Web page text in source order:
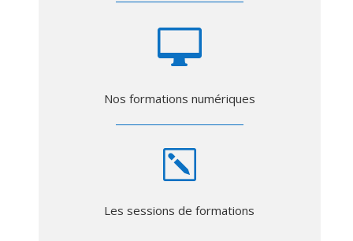

Nos formations numériques
k
Les sessions de formations